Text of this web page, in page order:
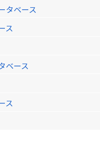
タベース
ス
ベース
ス